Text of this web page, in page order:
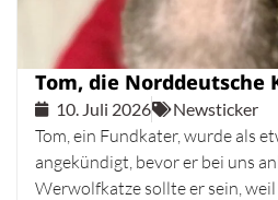
Tom, die Norddeutsche
10. Juli 2026 Newsticker
Tom, ein Fundkater, wurde als
angekündigt, bevor er bei uns
Werwolfkatze sollte er sein, weil